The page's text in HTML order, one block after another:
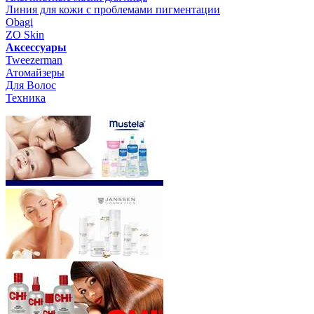
Линия для кожи с проблемами пигментации
Obagi
ZO Skin
Aксессуары
Tweezerman
Атомайзеры
Для Волос
Техника